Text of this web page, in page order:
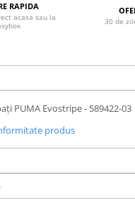
RAPIDA
acasa sau la
30 de
PUMA Evostripe - 589422-03
produs